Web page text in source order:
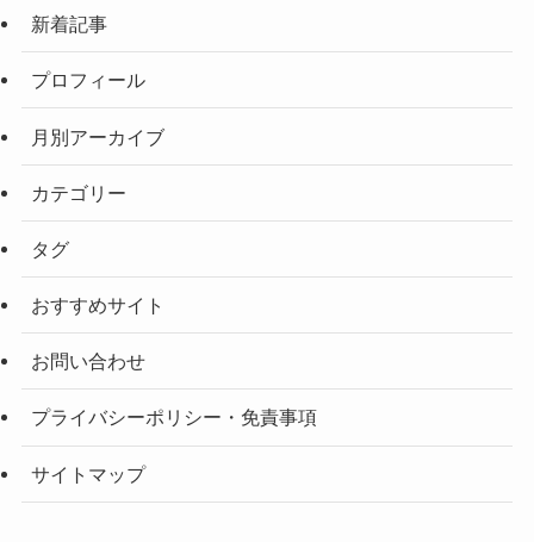
新着記事
プロフィール
月別アーカイブ
カテゴリー
タグ
おすすめサイト
お問い合わせ
プライバシーポリシー・免責事項
サイトマップ